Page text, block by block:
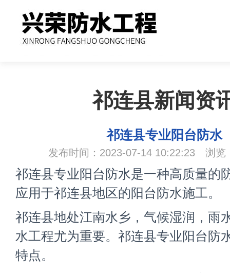
祁连县新闻资
祁连县专业阳台防水
发布时间：2023-07-14 10:22:23 浏览
祁连县专业阳台防水是一种高质量的
应用于祁连县地区的阳台防水施工。
祁连县地处江南水乡，气候湿润，雨
水工程尤为重要。祁连县专业阳台防
特点。